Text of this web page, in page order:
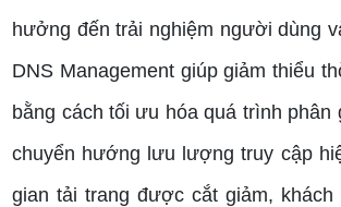
hưởng đến trải nghiệm người dùng
DNS Management giúp giảm thiểu
bằng cách tối ưu hóa quá trình phân
chuyển hướng lưu lượng truy cập
gian tải trang được cắt giảm, khách